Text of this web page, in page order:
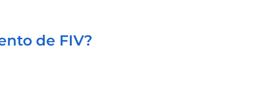
de FIV?